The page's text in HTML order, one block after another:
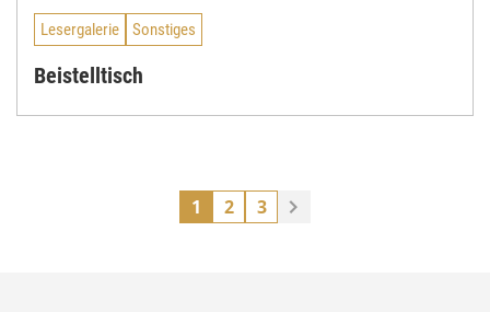
Lesergalerie Sonstiges
Beistelltisch
1 2 3